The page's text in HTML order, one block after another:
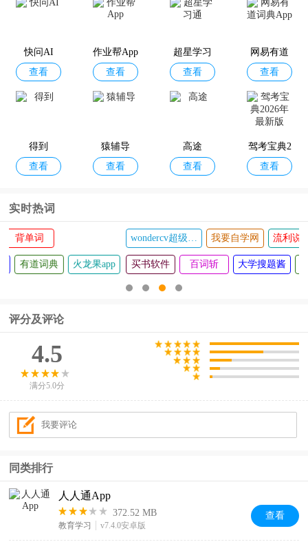
快问AI
查看
作业帮App
查看
超星学习
通
查看
网易有道
词典App
查看
得到
查看
猿辅导
查看
高途
查看
驾考宝典2
026年最新
查看
实时热词
我要自学网 流利说英语 百度翻译
买书软件 百词斩 大学搜题酱 云端课堂 墨墨背单词
评分及评论
4.5
满分5.0分
同类排行
人人通App
372.52 MB
教育学习 v7.4.0安卓版
查看